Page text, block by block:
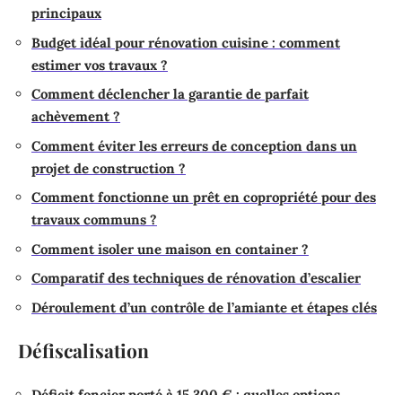
principaux
Budget idéal pour rénovation cuisine : comment
estimer vos travaux ?
Comment déclencher la garantie de parfait
achèvement ?
Comment éviter les erreurs de conception dans un
projet de construction ?
Comment fonctionne un prêt en copropriété pour des
travaux communs ?
Comment isoler une maison en container ?
Comparatif des techniques de rénovation d’escalier
Déroulement d’un contrôle de l’amiante et étapes clés
Défiscalisation